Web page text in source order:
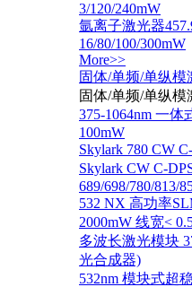
3/120/240mW
氩离子激光器
16/80/100/300mW
More>>
固体/单频/单纵模
固体/单频/单纵模
375-1064nm 一
100mW
Skylark 780 CW
Skylark CW C-
689/698/780/813/
532 NX 高功率
2000mW 线宽<
多波长激光模块
光合成器)
532nm 模块式超